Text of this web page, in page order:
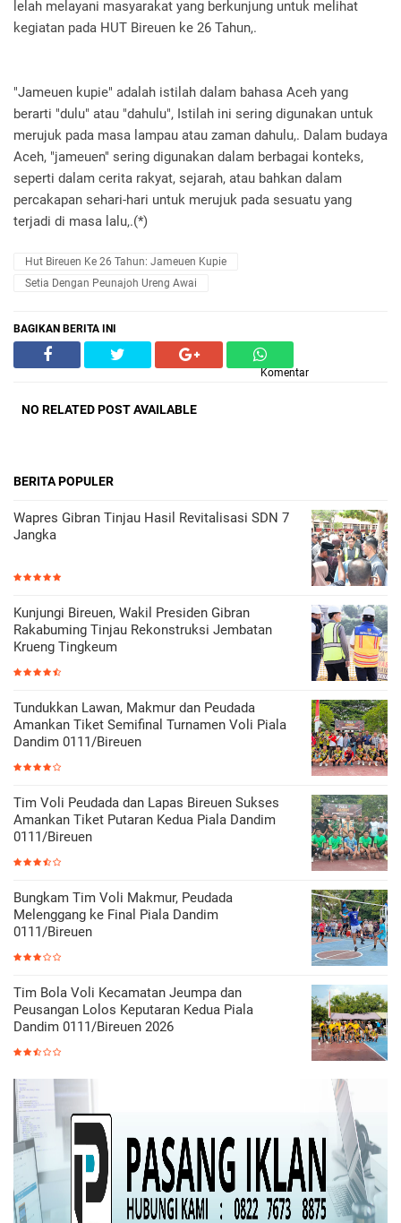
lelah melayani masyarakat yang berkunjung untuk melihat
kegiatan pada HUT Bireuen ke 26 Tahun,.
"Jameuen kupie" adalah istilah dalam bahasa Aceh yang
berarti "dulu" atau "dahulu", Istilah ini sering digunakan untuk
merujuk pada masa lampau atau zaman dahulu,. Dalam budaya
Aceh, "jameuen" sering digunakan dalam berbagai konteks,
seperti dalam cerita rakyat, sejarah, atau bahkan dalam
percakapan sehari-hari untuk merujuk pada sesuatu yang
terjadi di masa lalu,.(*)
Hut Bireuen Ke 26 Tahun: Jameuen Kupie
Setia Dengan Peunajoh Ureng Awai
BAGIKAN BERITA INI
Komentar
NO RELATED POST AVAILABLE
BERITA POPULER
Wapres Gibran Tinjau Hasil Revitalisasi SDN 7
Jangka
Kunjungi Bireuen, Wakil Presiden Gibran
Rakabuming Tinjau Rekonstruksi Jembatan
Krueng Tingkeum
Tundukkan Lawan, Makmur dan Peudada
Amankan Tiket Semifinal Turnamen Voli Piala
Dandim 0111/Bireuen
Tim Voli Peudada dan Lapas Bireuen Sukses
Amankan Tiket Putaran Kedua Piala Dandim
0111/Bireuen
Bungkam Tim Voli Makmur, Peudada
Melenggang ke Final Piala Dandim
0111/Bireuen
Tim Bola Voli Kecamatan Jeumpa dan
Peusangan Lolos Keputaran Kedua Piala
Dandim 0111/Bireuen 2026